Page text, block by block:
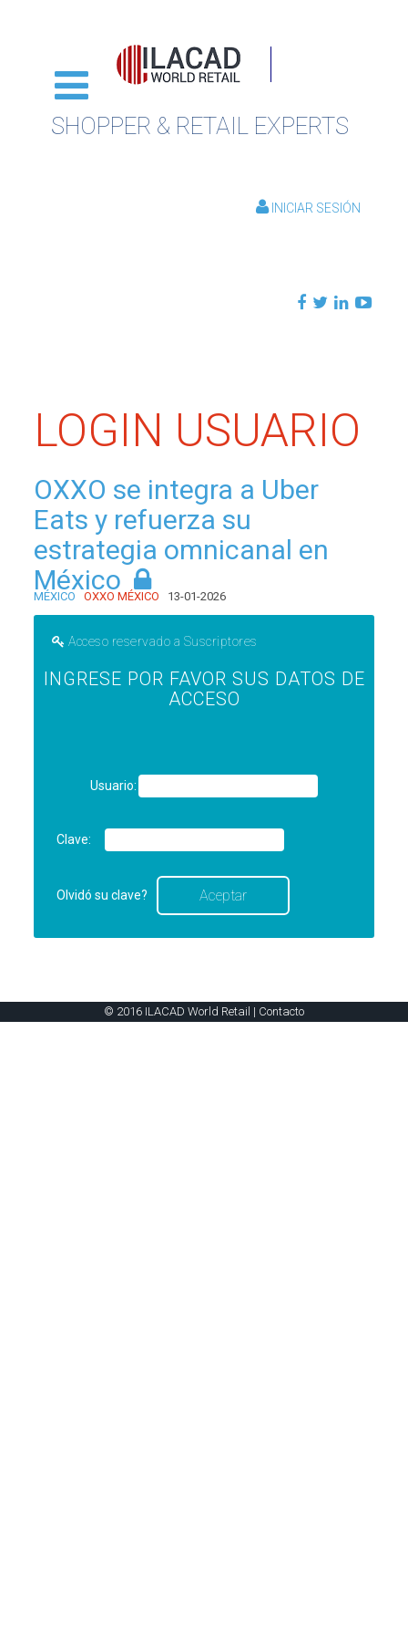
SHOPPER & RETAIL EXPERTS
INICIAR SESIÓN
LOGIN USUARIO
OXXO se integra a Uber
Eats y refuerza su
estrategia omnicanal en
México
MÉXICO OXXO MÉXICO 13-01-2026
Acceso reservado a Suscriptores
INGRESE POR FAVOR SUS DATOS DE
ACCESO
Usuario:
Clave:
Olvidó su clave?
© 2016 ILACAD World Retail | Contacto